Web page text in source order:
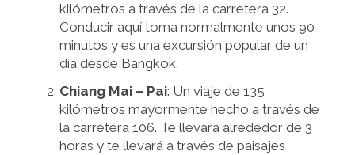
kilómetros a través de la carretera 32.
Conducir aquí toma normalmente unos 90
minutos y es una excursión popular de un
día desde Bangkok.
Chiang Mai – Pai: Un viaje de 135
kilómetros mayormente hecho a través de
la carretera 106. Te llevará alrededor de 3
horas y te llevará a través de paisajes